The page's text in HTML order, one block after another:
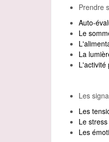
Prendre
Auto-
Le
La
L'activité
Les
Les
Le
Les